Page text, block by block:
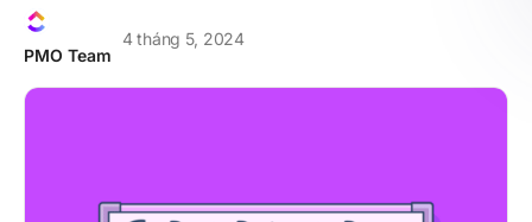
PMO Team
4 tháng 5, 2024